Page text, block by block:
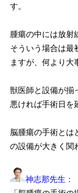
す。
腫瘍の中には放射
そういう場合は最
ますが、何より大
獣医師と設備が揃
悪ければ手術日を
脳腫瘍の手術とは
の設備が大きく関
神志那先生：